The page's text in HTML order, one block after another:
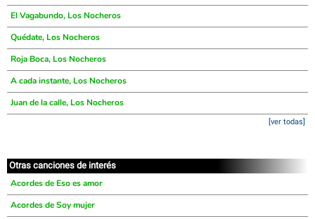
El Vagabundo, Los Nocheros
Quédate, Los Nocheros
Roja Boca, Los Nocheros
A cada instante, Los Nocheros
Juan de la calle, Los Nocheros
[ver todas]
Otras canciones de interés
Acordes de Eso es amor
Acordes de Soy mujer